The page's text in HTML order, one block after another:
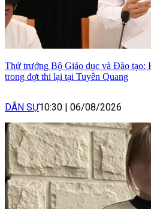
Thứ trưởng Bộ Giáo dục và Đào tạo:
trong đợt thi lại tại Tuyên Quang
DÂN SỰ10:30 | 06/08/2026